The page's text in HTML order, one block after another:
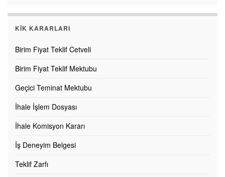
KİK KARARLARI
Birim Fiyat Teklif Cetveli
Birim Fiyat Teklif Mektubu
Geçici Teminat Mektubu
İhale İşlem Dosyası
İhale Komisyon Kararı
İş Deneyim Belgesi
Teklif Zarfı